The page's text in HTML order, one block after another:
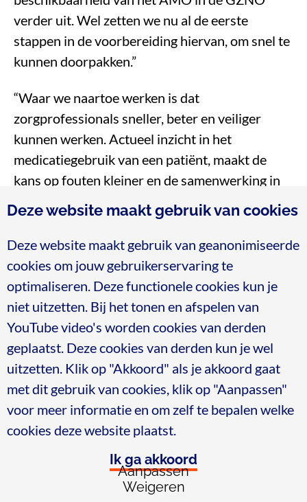
verder uit. Wel zetten we nu al de eerste
stappen in de voorbereiding hiervan, om snel te
kunnen doorpakken.”
“Waar we naartoe werken is dat
zorgprofessionals sneller, beter en veiliger
kunnen werken. Actueel inzicht in het
medicatiegebruik van een patiënt, maakt de
kans op fouten kleiner en de samenwerking in
de keten sterker.”
Deze website maakt gebruik van cookies
Deze website maakt gebruik van geanonimiseerde
cookies om jouw gebruikerservaring te
optimaliseren. Deze functionele cookies kun je
niet uitzetten. Bij het tonen en afspelen van
YouTube video's worden cookies van derden
geplaatst. Deze cookies van derden kun je wel
uitzetten. Klik op "Akkoord" als je akkoord gaat
met dit gebruik van cookies, klik op "Aanpassen"
voor meer informatie en om zelf te bepalen welke
cookies deze website plaatst.
Ik ga akkoord
Aanpassen
Weigeren
Blijf op de hoogte
Meld je aan voor de nieuwsbrief
Meld je nu aan
Gedeelde Zorgis een initiatief van deVereniging
Gezondheidsregio Midden-Holland